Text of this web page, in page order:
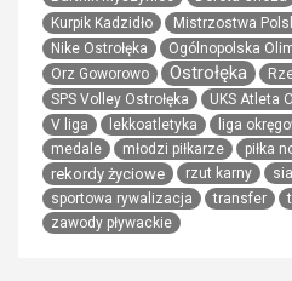
Kurpik Kadzidło Mistrzostwa
Nike Ostrołęka
Ogólnopolska
Orz Goworowo
Ostrołęka
SPS Volley Ostrołęka
UKS Atleta
V liga
lekkoatletyka liga
medale
młodzi piłkarze piłka
rekordy życiowe rzut karny
sportowa rywalizacja
transfer
zawody pływackie